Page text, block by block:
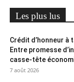
Les plus lus
Crédit d’honneur à
Entre promesse
casse-tête
7 août 2026